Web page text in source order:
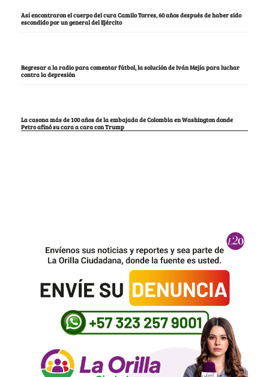
Así encontraron el cuerpo del cura Camilo Torres, 60 años después de haber sido
escondido por un general del Ejército
Regresar a la radio para comentar fútbol, la solución de Iván Mejía para luchar
contra la depresión
La casona más de 100 años de la embajada de Colombia en Washington donde
Petro afinó su cara a cara con Trump